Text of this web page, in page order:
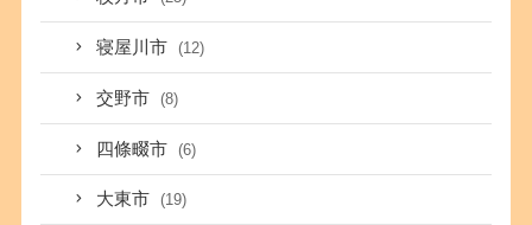
寝屋川市 (12)
交野市 (8)
四條畷市 (6)
大東市 (19)